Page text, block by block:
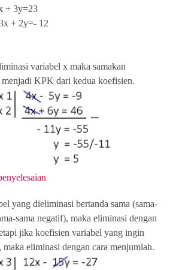
+ 3y=23
+ 2y=- 12
variabel x maka samakan
KPK dari kedua koefisien.
yang dieliminasi bertanda sama (sama-
sama negatif), maka eliminasi dengan
jika koefisien variabel yang ingin
eliminasi dengan cara menjumlah.